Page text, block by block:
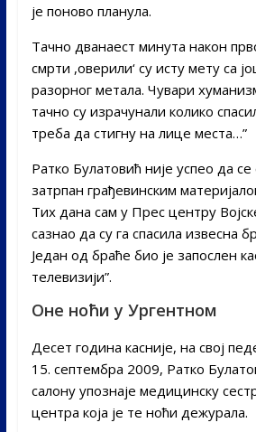
је поново планула.
Тачно дванаест минута након
смрти ,оверили‘ су исту мету са
разорног метала. Чувари
тачно су израчунали колико
треба да стигну на лице места…”
Ратко Булатовић није успео да се
затрпан грађевинским
Тих дана сам у Прес центру
сазнао да су га спасила извесна
Један од браће био је запослен
телевизији”.
Оне ноћи у Ургентном
Десет година касније, на свој
15. септембра 2009, Ратко
салону упознаје медицинску
центра која је те ноћи дежурала.